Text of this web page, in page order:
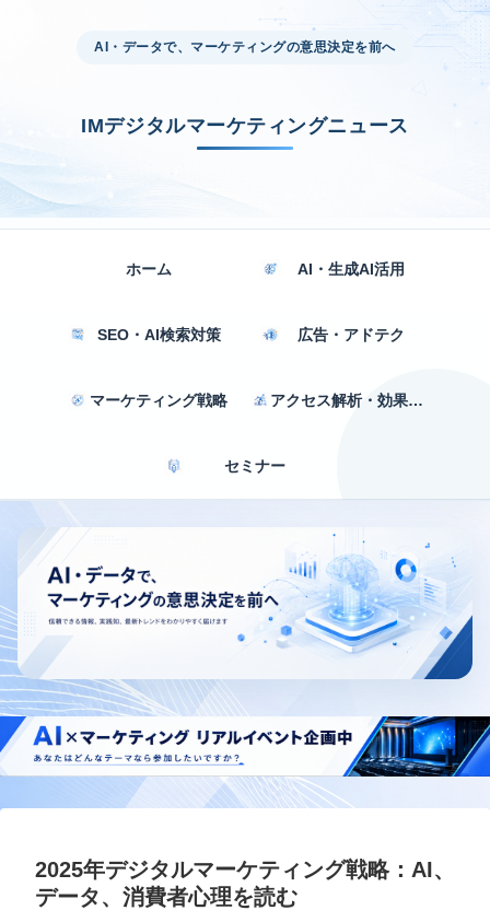
AI・データで、マーケティングの意思決定を前へ
IMデジタルマーケティングニュース
ホーム AI・生成AI活用
SEO・AI検索対策 広告・アドテク
マーケティング戦略 アクセス解析・効果測定
セミナー
2025年デジタルマーケティング戦略：AI、
データ、消費者心理を読む